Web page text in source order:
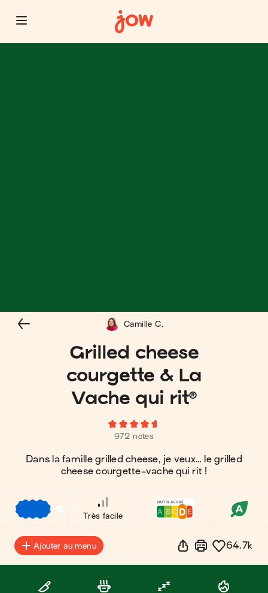
Grilled cheese
courgette & La
Vache qui rit®
972 notes
Dans la famille grilled cheese, je veux… le grilled
cheese courgette-vache qui rit !
Camille C.
€
Très facile
Ajouter au menu 64.7k